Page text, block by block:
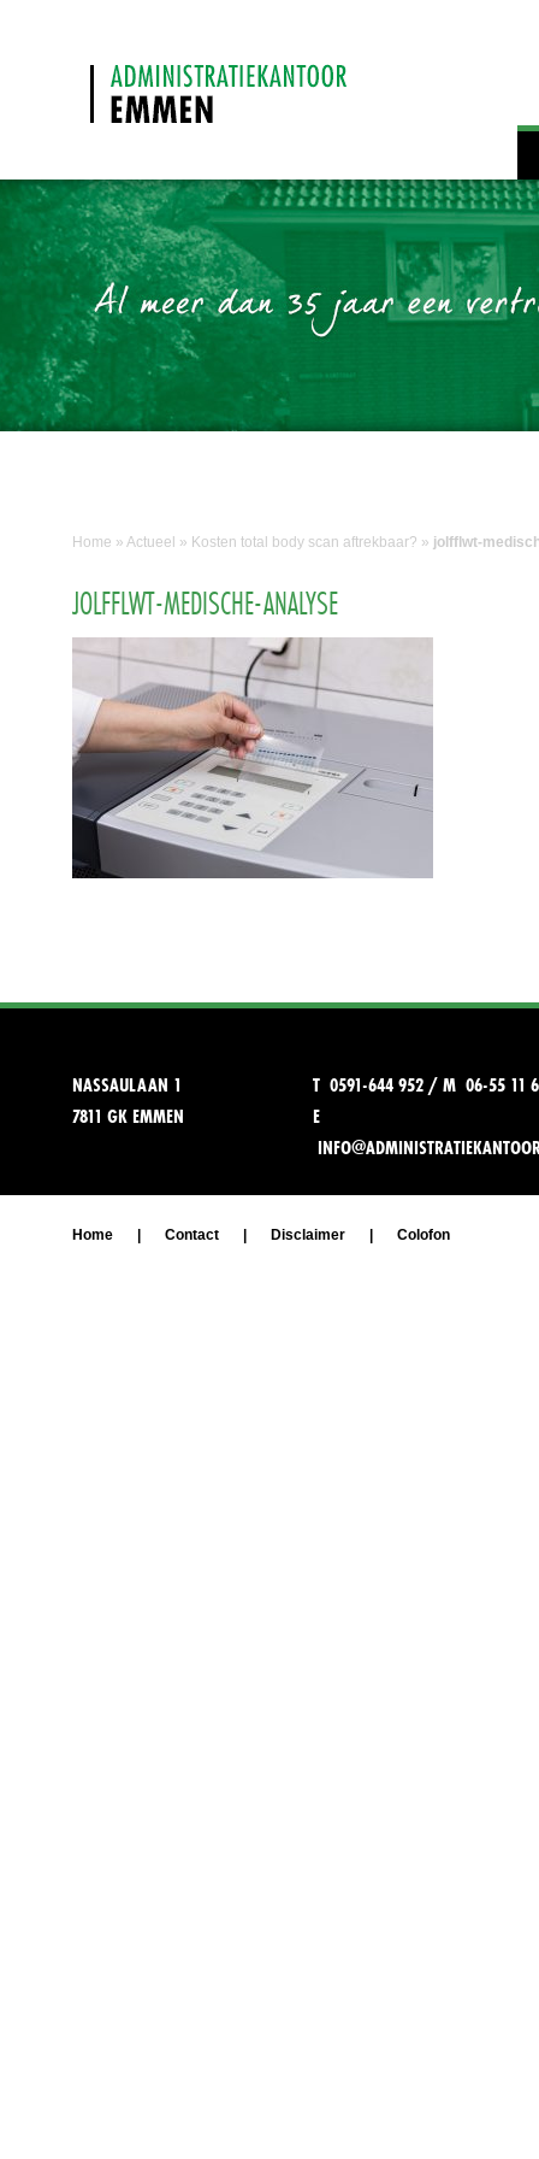
Home » Actueel » Kosten total body scan aftrekbaar? » jolfflwt-
JOLFFLWT-MEDISCHE-ANALYSE
NASSAULAAN 1
7811 GK EMMEN
T 0591-644 952 / M 06-55 11
E
Home Contact Disclaimer Colofon